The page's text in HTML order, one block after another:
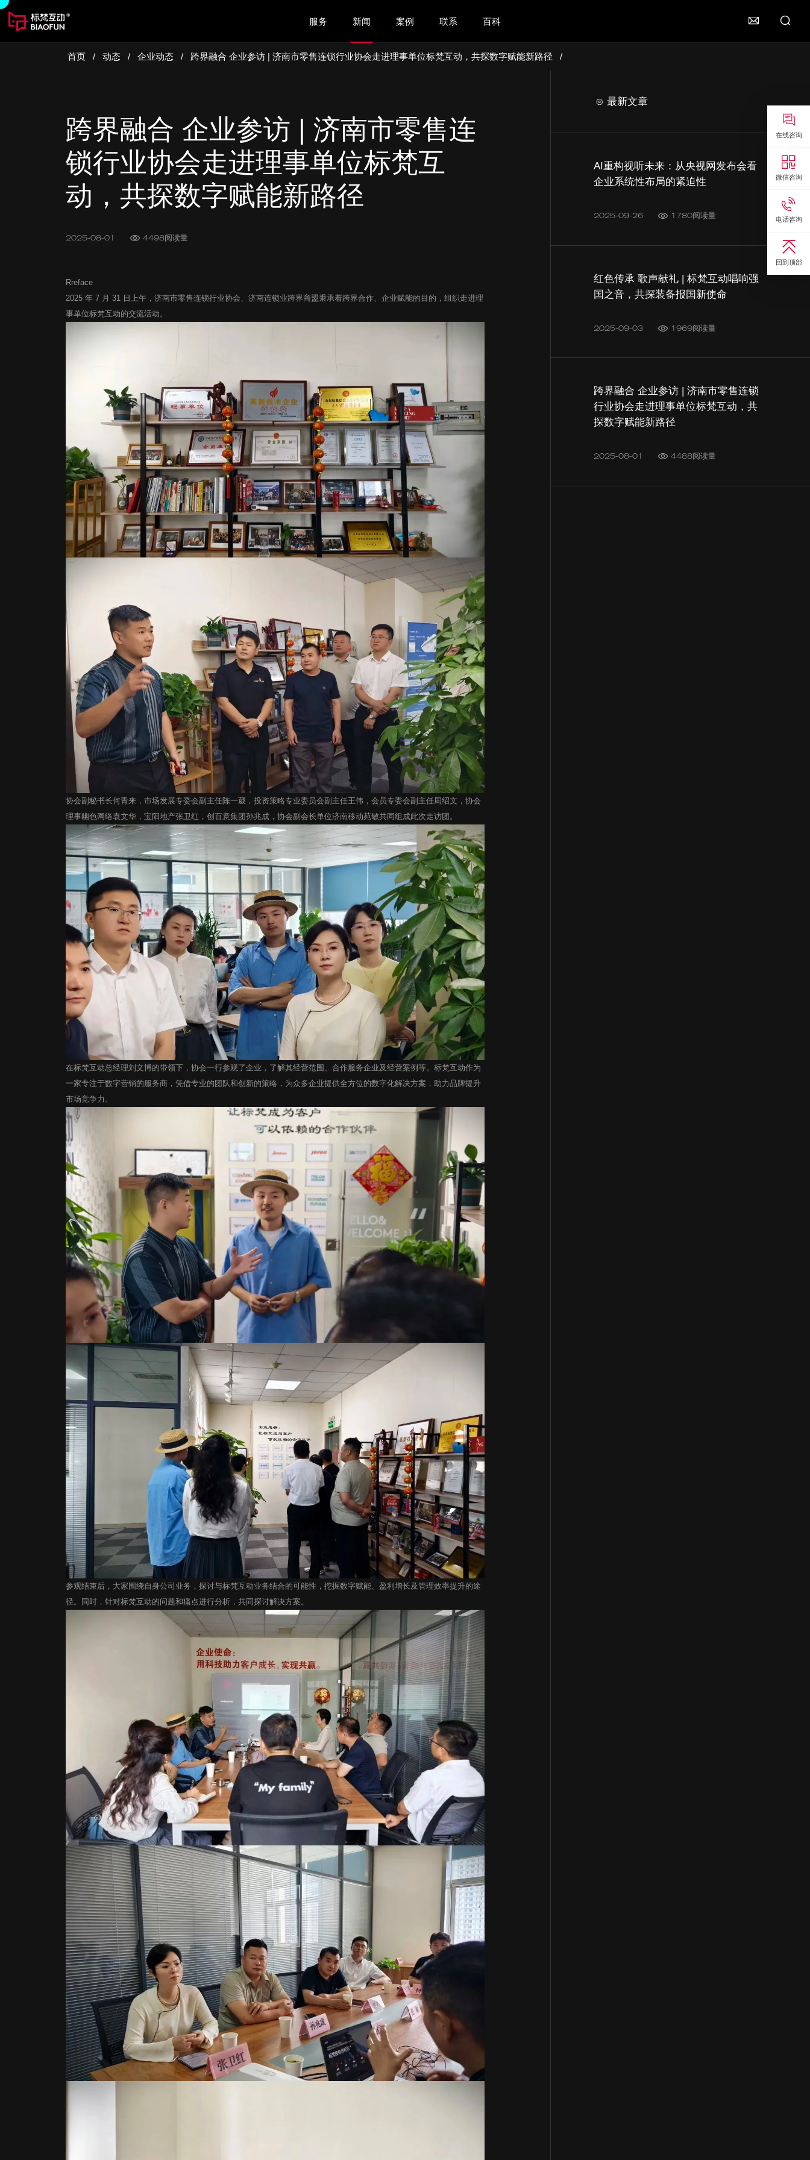
服务 新闻 案例 联系 百科 
开启您的数字营销服务
端网站建设 | 新媒体营销
序定制开发 | 虚拟数字人
营推广服务 | 智慧数字大屏
发送验证码
即刻订阅
标梵100个数字营销客户增长故事
意见反馈
提交

在线咨询

微信咨询

电话咨询

回到顶部
首页 / 动态 / 企业动态 / 跨界融合 企业参访 | 济南市零售连锁行业协会走进理事单位标梵互动，共探数字赋能新路径 /
跨界融合 企业参访 | 济南市零售连
锁行业协会走进理事单位标梵互
动，共探数字赋能新路径
2025-08-01 4498阅读量
Rreface
2025 年 7 月 31 日上午，济南市零售连锁行业协会、济南连锁业跨界商盟秉承着跨界合作、企业赋能的目的，组织走进理
事单位标梵互动的交流活动。
协会副秘书长何青来，市场发展专委会副主任陈一葳，投资策略专业委员会副主任王伟，会员专委会副主任周绍文，协会
理事幽色网络袁文华，宝阳地产张卫红，创百意集团孙兆成，协会副会长单位济南移动苑敏共同组成此次走访团。
在标梵互动总经理刘文博的带领下，协会一行参观了企业，了解其经营范围、合作服务企业及经营案例等。标梵互动作为
一家专注于数字营销的服务商，凭借专业的团队和创新的策略，为众多企业提供全方位的数字化解决方案，助力品牌提升
市场竞争力。
参观结束后，大家围绕自身公司业务，探讨与标梵互动业务结合的可能性，挖掘数字赋能、盈利增长及管理效率提升的途
径。同时，针对标梵互动的问题和痛点进行分析，共同探讨解决方案。
⊙ 最新文章
AI重构视听未来：从央视网发布会看
企业系统性布局的紧迫性
2025-09-26 1780阅读量
红色传承 歌声献礼 | 标梵互动唱响强
国之音，共探装备报国新使命
2025-09-03 1969阅读量
跨界融合 企业参访 | 济南市零售连锁
行业协会走进理事单位标梵互动，共
探数字赋能新路径
2025-08-01 4488阅读量